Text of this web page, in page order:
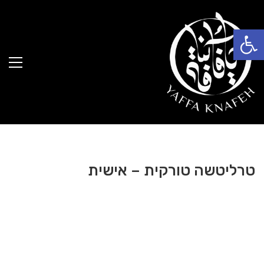
פתח סרגל נגישות
טרליטשה טורקית – אישית